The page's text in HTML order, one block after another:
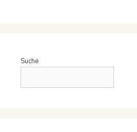
Suche